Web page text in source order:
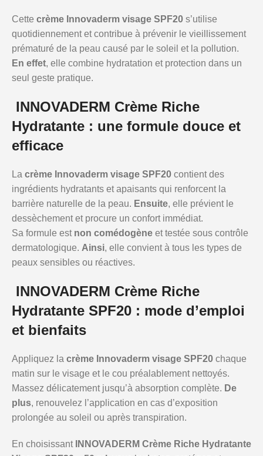
Cette crème Innovaderm visage SPF20 s’utilise
quotidiennement et contribue à prévenir le vieillissement
prématuré de la peau causé par le soleil et la pollution.
En effet, elle combine hydratation et protection dans un
seul geste pratique.
INNOVADERM Crème Riche
Hydratante : une formule douce et
efficace
La crème Innovaderm visage SPF20 contient des
ingrédients hydratants et apaisants qui renforcent la
barrière naturelle de la peau. Ensuite, elle prévient le
dessèchement et procure un confort immédiat.
Sa formule est non comédogène et testée sous contrôle
dermatologique. Ainsi, elle convient à tous les types de
peaux sensibles ou réactives.
INNOVADERM Crème Riche
Hydratante SPF20 : mode d’emploi
et bienfaits
Appliquez la crème Innovaderm visage SPF20 chaque
matin sur le visage et le cou préalablement nettoyés.
Massez délicatement jusqu’à absorption complète. De
plus, renouvelez l’application en cas d’exposition
prolongée au soleil ou après transpiration.
En choisissant INNOVADERM Crème Riche Hydratante